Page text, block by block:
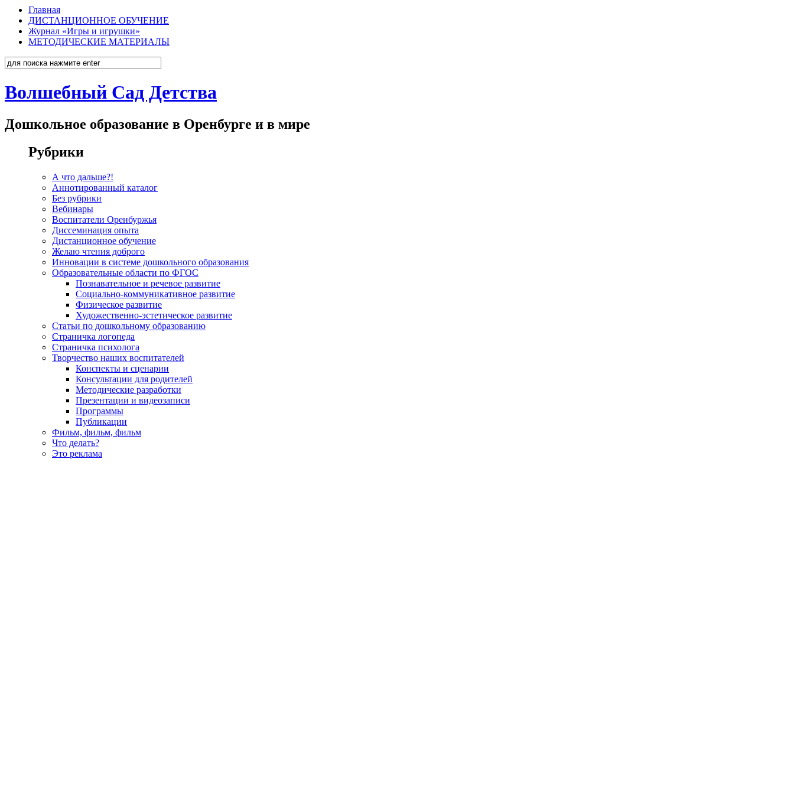
Главная
ДИСТАНЦИОННОЕ ОБУЧЕНИЕ
Журнал «Игры и игрушки»
МЕТОДИЧЕСКИЕ МАТЕРИАЛЫ
Волшебный Сад Детства
Дошкольное образование в Оренбурге и в мире
Рубрики
А что дальше?!
Аннотированный каталог
Без рубрики
Вебинары
Воспитатели Оренбуржья
Диссеминация опыта
Дистанционное обучение
Желаю чтения доброго
Инновации в системе дошкольного образования
Образовательные области по ФГОС
Познавательное и речевое развитие
Социально-коммуникативное развитие
Физическое развитие
Художественно-эстетическое развитие
Статьи по дошкольному образованию
Страничка логопеда
Страничка психолога
Творчество наших воспитателей
Конспекты и сценарии
Консультации для родителей
Методические разработки
Презентации и видеозаписи
Программы
Публикации
Фильм, фильм, фильм
Что делать?
Это реклама